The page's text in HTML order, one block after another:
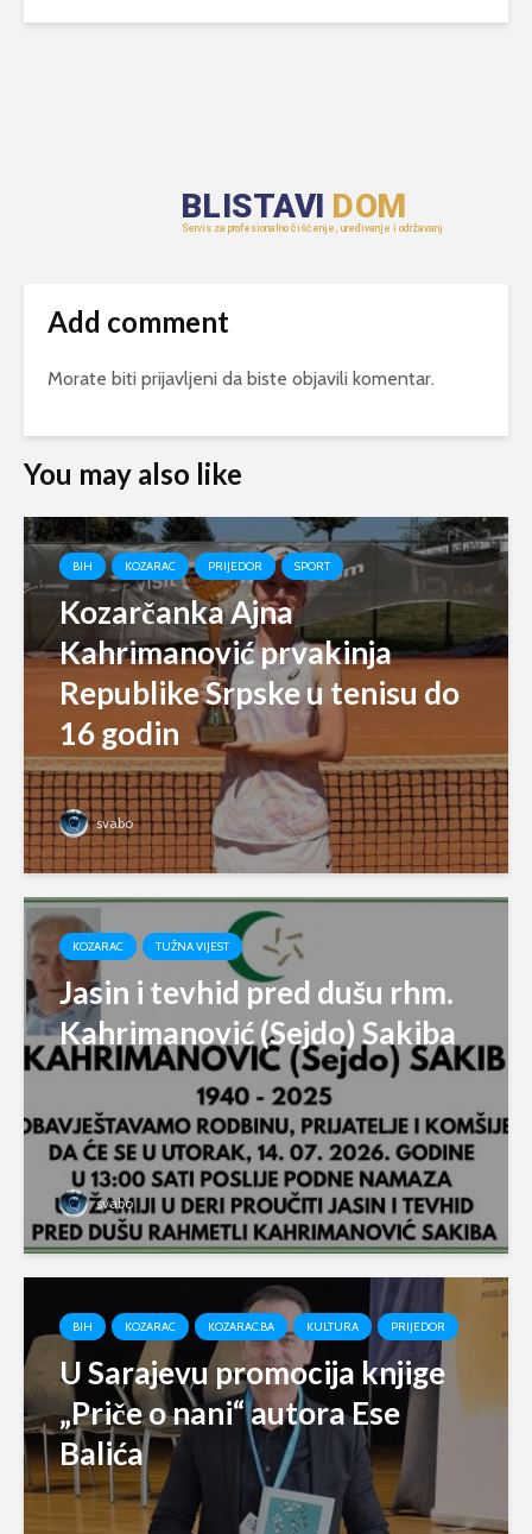
Add comment
Morate biti prijavljeni da biste objavili komentar.
You may also like
BIH KOZARAC PRIJEDOR SPORT
Kozarčanka Ajna
Kahrimanović prvakinja
Republike Srpske u tenisu do
16 godin
svabo
KOZARAC TUŽNA VIJEST
Jasin i tevhid pred dušu rhm.
Kahrimanović (Sejdo) Sakiba
svabo
BIH KOZARAC KOZARAC.BA KULTURA PRIJEDOR
U Sarajevu promocija knjige
„Priče o nani“ autora Ese
Balića